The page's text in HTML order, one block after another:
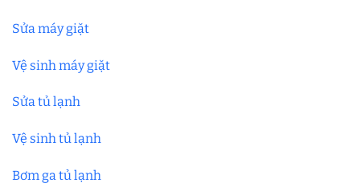
Sửa máy giặt
Vệ sinh máy giặt
Sửa tủ lạnh
Vệ sinh tủ lạnh
Bơm ga tủ lạnh